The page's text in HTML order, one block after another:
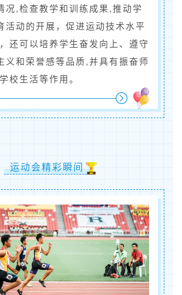
况,检查教学和训练成果,推动学
活动的开展，促进运动技术水平
还可以培养学生奋发向上、遵守
义和荣誉感等品质,并具有振奋师
校生活等作用。
运动会精彩瞬间